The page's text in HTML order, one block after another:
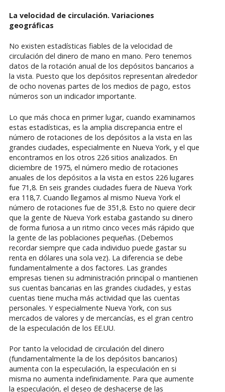
La velocidad de circulación. Variaciones
geográficas
No existen estadísticas fiables de la velocidad de
circulación del dinero de mano en mano. Pero tenemos
datos de la rotación anual de los depósitos bancarios a
la vista. Puesto que los depósitos representan alrededor
de ocho novenas partes de los medios de pago, estos
números son un indicador importante.
Lo que más choca en primer lugar, cuando examinamos
estas estadísticas, es la amplia discrepancia entre el
número de rotaciones de los depósitos a la vista en las
grandes ciudades, especialmente en Nueva York, y el que
encontramos en los otros 226 sitios analizados. En
diciembre de 1975, el número medio de rotaciones
anuales de los depósitos a la vista en estos 226 lugares
fue 71,8. En seis grandes ciudades fuera de Nueva York
era 118,7. Cuando llegamos al mismo Nueva York el
número de rotaciones fue de 351,8. Esto no quiere decir
que la gente de Nueva York estaba gastando su dinero
de forma furiosa a un ritmo cinco veces más rápido que
la gente de las poblaciones pequeñas. (Debemos
recordar siempre que cada individuo puede gastar su
renta en dólares una sola vez). La diferencia se debe
fundamentalmente a dos factores. Las grandes
empresas tienen su administración principal o mantienen
sus cuentas bancarias en las grandes ciudades, y estas
cuentas tiene mucha más actividad que las cuentas
personales. Y especialmente Nueva York, con sus
mercados de valores y de mercancías, es el gran centro
de la especulación de los EE.UU.
Por tanto la velocidad de circulación del dinero
(fundamentalmente la de los depósitos bancarios)
aumenta con la especulación, la especulación en si
misma no aumenta indefinidamente. Para que aumente
la especulación, el deseo de deshacerse de las